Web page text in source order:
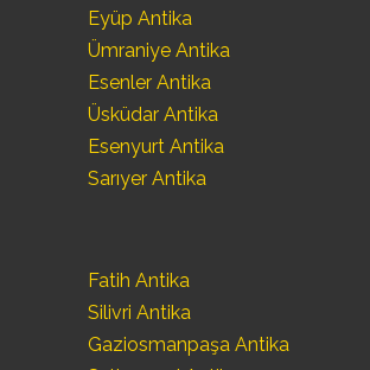
Eyüp Antika
Ümraniye Antika
Esenler Antika
Üsküdar Antika
Esenyurt Antika
Sarıyer Antika
Fatih Antika
Silivri Antika
Gaziosmanpaşa Antika